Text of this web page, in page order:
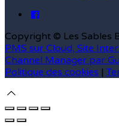
Copyright © Les Sables
PMS sur Cloud, Site
Channel Manager par
Politique des cookies |